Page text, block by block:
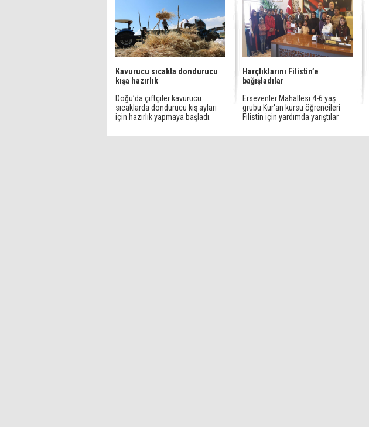
Kavurucu sıcakta dondurucu
kışa hazırlık
Doğu’da çiftçiler kavurucu
sıcaklarda dondurucu kış ayları
için hazırlık yapmaya başladı.
Harçlıklarını Filistin’e
bağışladılar
Ersevenler Mahallesi 4-6 yaş
grubu Kur'an kursu öğrencileri
Filistin için yardımda yarıştılar